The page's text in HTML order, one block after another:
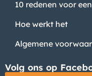
10 redenen voor
Hoe werkt het
Algemene
Volg ons op